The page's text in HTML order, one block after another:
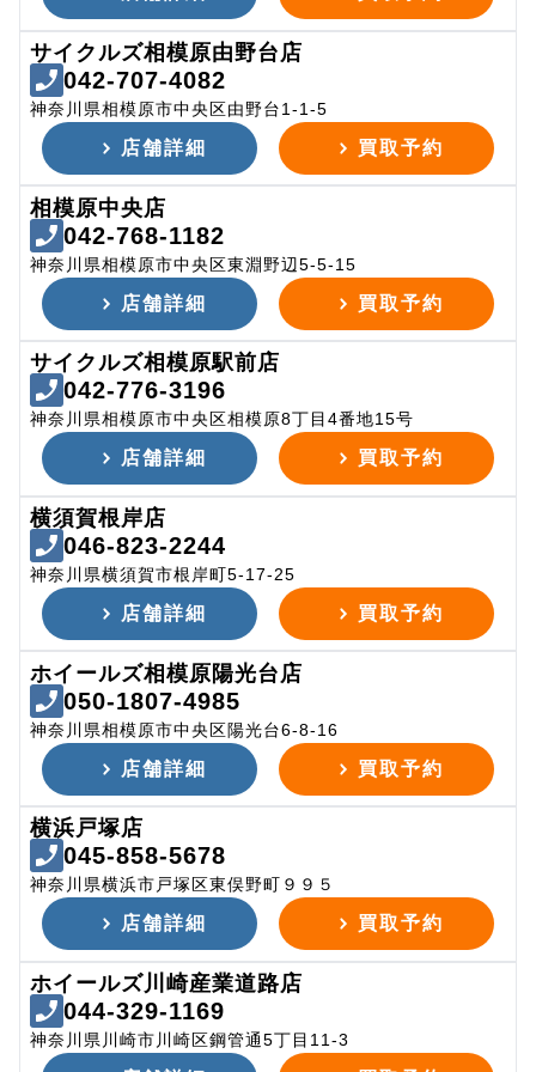
サイクルズ相模原由野台店
042-707-4082
神奈川県相模原市中央区由野台1-1-5
店舗詳細 買取予約
相模原中央店
042-768-1182
神奈川県相模原市中央区東淵野辺5-5-15
店舗詳細 買取予約
サイクルズ相模原駅前店
042-776-3196
神奈川県相模原市中央区相模原8丁目4番地15号
店舗詳細 買取予約
横須賀根岸店
046-823-2244
神奈川県横須賀市根岸町5-17-25
店舗詳細 買取予約
ホイールズ相模原陽光台店
050-1807-4985
神奈川県相模原市中央区陽光台6-8-16
店舗詳細 買取予約
横浜戸塚店
045-858-5678
神奈川県横浜市戸塚区東俣野町９９５
店舗詳細 買取予約
ホイールズ川崎産業道路店
044-329-1169
神奈川県川崎市川崎区鋼管通5丁目11-3